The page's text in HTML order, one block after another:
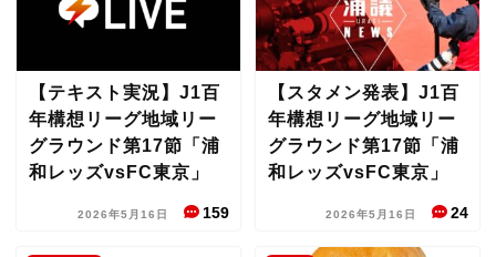
【テキスト実況】J1百
年構想リーグ地域リー
グラウンド第17節「浦
和レッズvsFC東京」
2026年5月16日 159
【スタメン発表】J1百
年構想リーグ地域リー
グラウンド第17節「浦
和レッズvsFC東京」
2026年5月16日 24